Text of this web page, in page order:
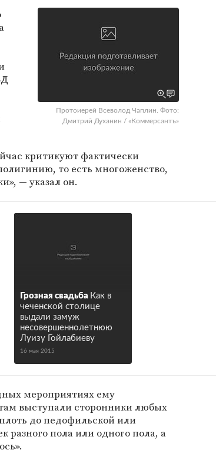
Протоиерей Всеволод Чаплин. Фото:
Дмитрий Духанин / «Коммерсантъ»
критикуют фактически
то есть многоженство,
— указал он.
Грозная свадьба Как в
чеченской столице
выдали замуж
несовершеннолетнюю
Луизу Гойлабиеву
16 мая 2015
мероприятиях ему
выступали сторонники любых
до педофильской или
разного пола или одного пола, а